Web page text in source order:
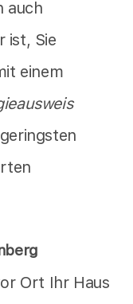
auch
ist, Sie
einem
Ort Ihr Haus